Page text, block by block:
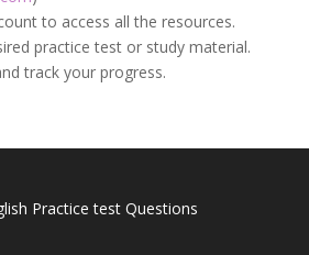
to access all the resources.
practice test or study material.
track your progress.
Practice test Questions